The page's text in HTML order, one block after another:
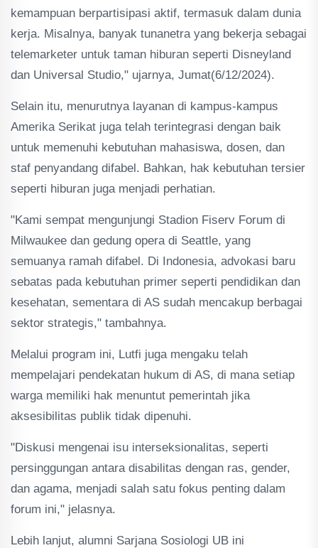
kemampuan berpartisipasi aktif, termasuk dalam dunia
kerja. Misalnya, banyak tunanetra yang bekerja sebagai
telemarketer untuk taman hiburan seperti Disneyland
dan Universal Studio," ujarnya, Jumat(6/12/2024).
Selain itu, menurutnya layanan di kampus-kampus
Amerika Serikat juga telah terintegrasi dengan baik
untuk memenuhi kebutuhan mahasiswa, dosen, dan
staf penyandang difabel. Bahkan, hak kebutuhan tersier
seperti hiburan juga menjadi perhatian.
"Kami sempat mengunjungi Stadion Fiserv Forum di
Milwaukee dan gedung opera di Seattle, yang
semuanya ramah difabel. Di Indonesia, advokasi baru
sebatas pada kebutuhan primer seperti pendidikan dan
kesehatan, sementara di AS sudah mencakup berbagai
sektor strategis," tambahnya.
Melalui program ini, Lutfi juga mengaku telah
mempelajari pendekatan hukum di AS, di mana setiap
warga memiliki hak menuntut pemerintah jika
aksesibilitas publik tidak dipenuhi.
"Diskusi mengenai isu interseksionalitas, seperti
persinggungan antara disabilitas dengan ras, gender,
dan agama, menjadi salah satu fokus penting dalam
forum ini," jelasnya.
Lebih lanjut, alumni Sarjana Sosiologi UB ini